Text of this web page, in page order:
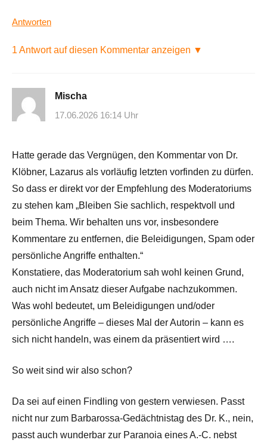
Antworten
1 Antwort auf diesen Kommentar anzeigen ▼
Mischa
17.06.2026 16:14 Uhr
Hatte gerade das Vergnügen, den Kommentar von Dr.
Klöbner, Lazarus als vorläufig letzten vorfinden zu dürfen.
So dass er direkt vor der Empfehlung des Moderatoriums
zu stehen kam „Bleiben Sie sachlich, respektvoll und
beim Thema. Wir behalten uns vor, insbesondere
Kommentare zu entfernen, die Beleidigungen, Spam oder
persönliche Angriffe enthalten.“
Konstatiere, das Moderatorium sah wohl keinen Grund,
auch nicht im Ansatz dieser Aufgabe nachzukommen.
Was wohl bedeutet, um Beleidigungen und/oder
persönliche Angriffe – dieses Mal der Autorin – kann es
sich nicht handeln, was einem da präsentiert wird ….
So weit sind wir also schon?
Da sei auf einen Findling von gestern verwiesen. Passt
nicht nur zum Barbarossa-Gedächtnistag des Dr. K., nein,
passt auch wunderbar zur Paranoia eines A.-C. nebst